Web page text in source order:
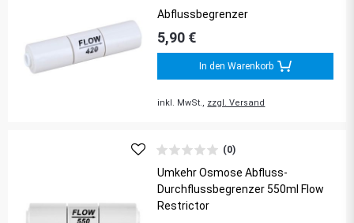
Abflussbegrenzer
5,90 €
In den Warenkorb
inkl. MwSt., zzgl. Versand
(0)
Umkehr Osmose Abfluss-
Durchflussbegrenzer 550ml Flow
Restrictor